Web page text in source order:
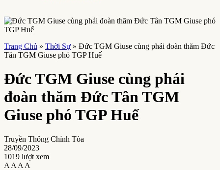
Trang Chủ » Thời Sự » Đức TGM Giuse cùng phái đoàn thăm Đức
Tân TGM Giuse phó TGP Huế
Đức TGM Giuse cùng phái
đoàn thăm Đức Tân TGM
Giuse phó TGP Huế
Truyền Thông Chính Tòa
28/09/2023
1019 lượt xem
A A A A